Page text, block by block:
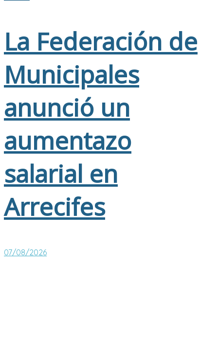
La Federación de
Municipales
anunció un
aumentazo
salarial en
Arrecifes
07/08/2026